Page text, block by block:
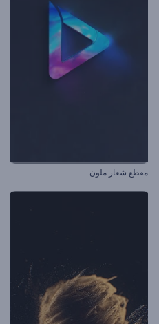
مقطع شعار ملون